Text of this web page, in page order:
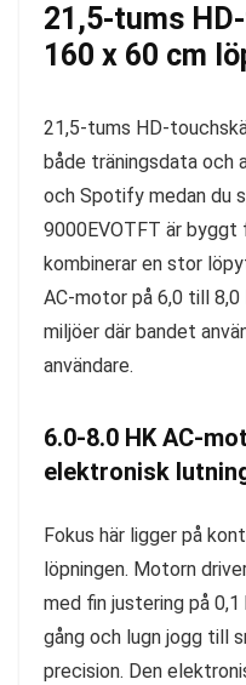
21,5-tums
160 x 60 cm
21,5-tums HD-
både träningsdata och
och Spotify medan du
9000EVOTFT är
kombinerar en stor
AC-motor på 6,0 till
miljöer där bandet
användare.
6.0-8.0 HK AC-
elektronisk
Fokus här ligger på
löpningen. Motorn
med fin justering på
gång och lugn jogg till
precision. Den